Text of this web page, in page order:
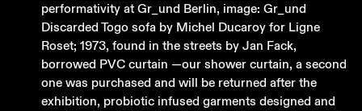
performativity at Gr_und Berlin, image: Gr_und
Discarded Togo sofa by Michel Ducaroy for Ligne
Roset; 1973, found in the streets by Jan Fack,
borrowed PVC curtain —our shower curtain, a second
one was purchased and will be returned after the
exhibition, probiotic infused garments designed and